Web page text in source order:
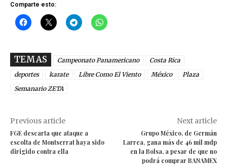
Comparte esto:
TEMAS Campeonato Panamericano
Costa Rica
deportes
karate Libre Como El Viento México
Plaza
Semanario ZETA
Previous article
FGE descarta que ataque a
escolta de Montserrat haya sido
dirigido contra ella
Next article
Grupo México, de Germán
Larrea, gana más de 46 mil mdp
en la Bolsa, a pesar de que no
podrá comprar BANAMEX